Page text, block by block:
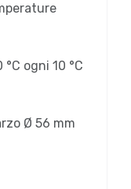
ogni 10 °C
Ø 56 mm